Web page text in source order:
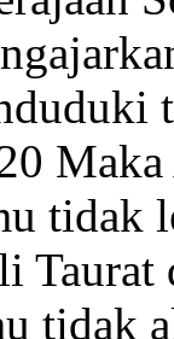
Maka
tidak
tidak